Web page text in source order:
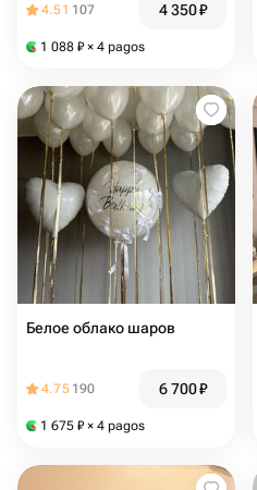
4.51 107 4 350₽
1 088 ₽ × 4 pagos
Белое облако шаров
4.75 190 6 700₽
1 675 ₽ × 4 pagos